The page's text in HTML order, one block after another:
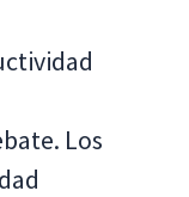
Los